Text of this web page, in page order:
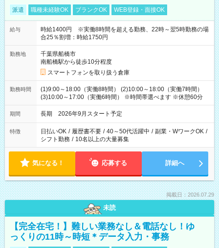
派遣 職種未経験OK ブランクOK WEB登録・面接OK
給与
時給1400円 ※実働8時間を超える勤務、22時～翌5時勤務の場
合25％割増：時給1750円
勤務地
千葉県船橋市
南船橋駅から徒歩10分程度
スマートフォンを取り扱う倉庫
勤務時間
(1)9:00～18:00（実働8時間） (2)10:00～18:00（実働7時間）
(3)10:00～17:00（実働6時間） ※時間帯選べます ※休憩60分
期間 長期 2026年9月スタート予定
特徴 日払いOK / 履歴書不要 / 40～50代活躍中 / 副業・WワークOK /
シフト勤務 / 10名以上の大量募集
気になる！ 応募する 詳細へ
掲載日：2026.07.29
未読
【完全在宅！】難しい業務なし＆電話なし！ゆ
っくりの11時～時短＊データ入力・事務